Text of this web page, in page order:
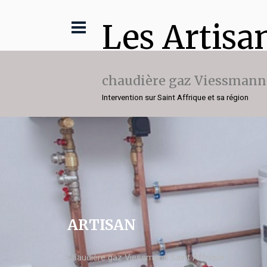
Les
chaudière gaz Viessmann
Intervention sur Saint Affrique et sa région
ARTISAN
chaudière gaz Viessmann Saint Affrique